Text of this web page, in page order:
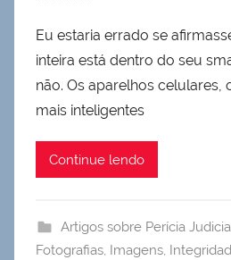
Eu estaria errado se
inteira está dentro do seu
não. Os aparelhos celulares,
mais inteligentes
Continue lendo
Artigos sobre Perícia
Fotografias, Imagens,